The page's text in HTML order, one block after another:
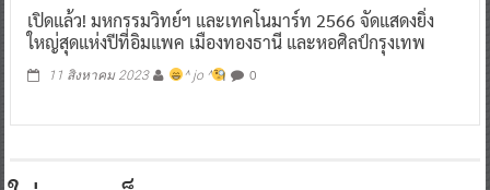
เปิดแล้ว! มหกรรมวิทย์ฯ และเทคโนมาร์ท 2566 จัดแสดงยิ่ง
ใหญ่สุดแห่งปีที่อิมแพค เมืองทองธานี และหอศิลป์กรุงเทพ
11 สิงหาคม 2023 ^ jo ^ 0